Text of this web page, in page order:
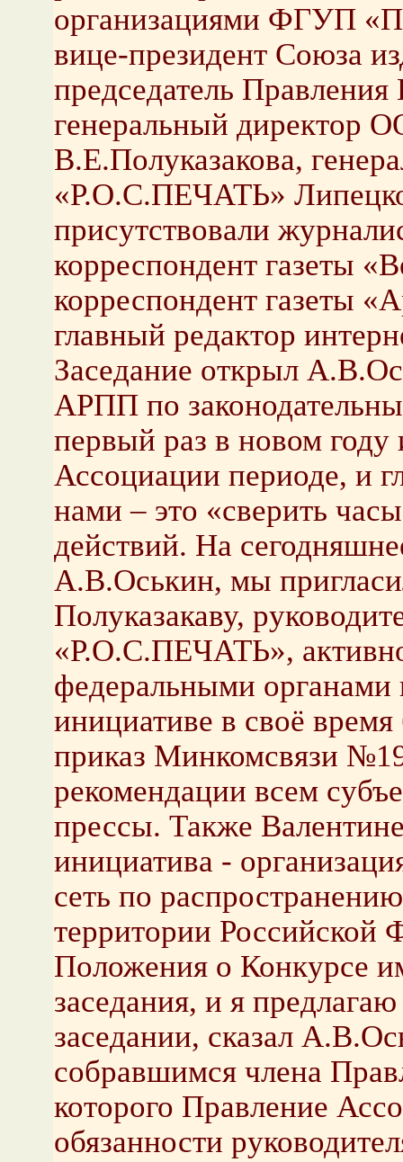
организациями ФГУП
вице-президент Союза
председатель
генеральный директор
В.Е.Полуказакова,
«Р.О.С.ПЕЧАТЬ»
присутствовали
корреспондент газеты
корреспондент газеты
главный редактор
Заседание открыл
АРПП по
первый раз в новом
Ассоциации периоде, и
нами – это «сверить
действий. На
А.В.Оськин, мы
Полуказакаву,
«Р.О.С.ПЕЧАТЬ»,
федеральными органами
инициативе в своё
приказ Минкомсвязи
рекомендации всем
прессы. Также
инициатива -
сеть по
территории Российской
Положения о Конкурсе
заседания, и я
заседании, сказал
собравшимся члена
которого Правление
обязанности